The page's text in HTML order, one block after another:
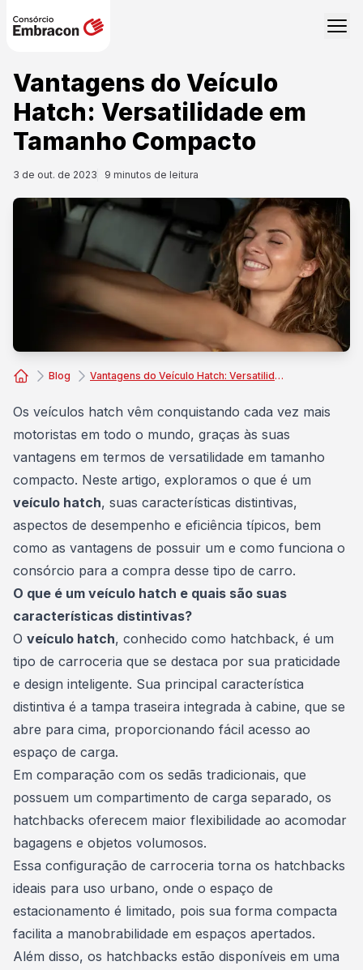
Vantagens do Veículo
Hatch: Versatilidade em
Tamanho Compacto
3 de out. de 2023 9 minutos de leitura
Blog Vantagens do Veículo Hatch: Versatilidade em Tamanho Compacto
Os veículos hatch vêm conquistando cada vez mais
motoristas em todo o mundo, graças às suas
vantagens em termos de versatilidade em tamanho
compacto. Neste artigo, exploramos o que é um
veículo hatch, suas características distintivas,
aspectos de desempenho e eficiência típicos, bem
como as vantagens de possuir um e como funciona o
consórcio para a compra desse tipo de carro.
O que é um veículo hatch e quais são suas
características distintivas?
O veículo hatch, conhecido como hatchback, é um
tipo de carroceria que se destaca por sua praticidade
e design inteligente. Sua principal característica
distintiva é a tampa traseira integrada à cabine, que se
abre para cima, proporcionando fácil acesso ao
espaço de carga.
Em comparação com os sedãs tradicionais, que
possuem um compartimento de carga separado, os
hatchbacks oferecem maior flexibilidade ao acomodar
bagagens e objetos volumosos.
Essa configuração de carroceria torna os hatchbacks
ideais para uso urbano, onde o espaço de
estacionamento é limitado, pois sua forma compacta
facilita a manobrabilidade em espaços apertados.
Além disso, os hatchbacks estão disponíveis em uma